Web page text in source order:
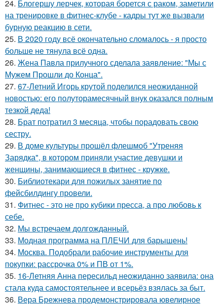
24. Блогершу лерчек, которая борется с раком, заметили
на тренировке в фитнес-клубе - кадры тут же вызвали
бурную реакцию в сети.
25. В 2020 году всё окончательно сломалось - я просто
больше не тянула всё одна.
26. Жена Павла прилучного сделала заявление: "Мы с
Мужем Прошли до Конца".
27. 67-Летний Игорь крутой поделился неожиданной
новостью: его полуторамесячный внук оказался полным
тезкой деда!
28. Брат потратил 3 месяца, чтобы порадовать свою
сестру.
29. В доме культуры прошёл флешмоб "Утреняя
Зарядка", в котором приняли участие девушки и
женщины, занимающиеся в фитнес - кружке.
30. Библиотекари для пожилых занятие по
фейсбилдингу провели.
31. Фитнес - это не про кубики пресса, а про любовь к
себе.
32. Мы встречаем долгожданный.
33. Модная программа на ПЛЕЧИ для барышень!
34. Москва. Подобрали рабочие инструменты для
покупки: рассрочка 0% и ПВ от 1%.
35. 16-Летняя Анна пересильд неожиданно заявила: она
стала куда самостоятельнее и всерьёз взялась за быт.
36. Вера Брежнева продемонстрировала ювелирное